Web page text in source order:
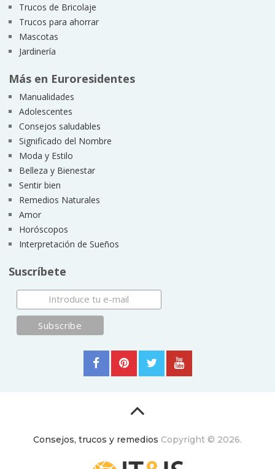
Trucos de Bricolaje
Trucos para ahorrar
Mascotas
Jardinería
Más en Euroresidentes
Manualidades
Adolescentes
Consejos saludables
Significado del Nombre
Moda y Estilo
Belleza y Bienestar
Sentir bien
Remedios Naturales
Amor
Horóscopos
Interpretación de Sueños
Suscríbete
Consejos, trucos y remedios Copyright © 2026.